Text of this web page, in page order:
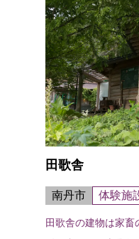
田歌舎
南丹市 体験施
田歌舎の建物は家